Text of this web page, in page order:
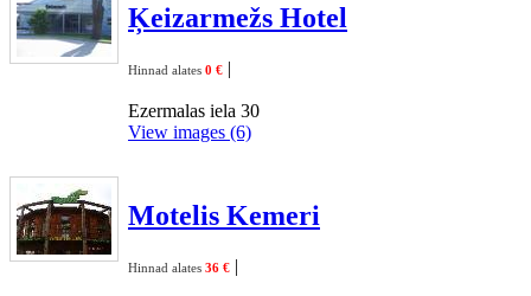
Ķeizarmežs Hotel
Hinnad alates 0 € |
Ezermalas iela 30
View images (6)
Motelis Kemeri
Hinnad alates 36 € |